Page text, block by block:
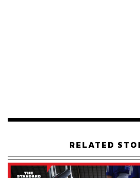
เฉพาะของซูเปอร์โนวาแต่ละครั้ง แล
ก็ยังช่วยให้นักดาราศาสตร์สำรวจไป
อายุเอกภพเท่านั้น แต่งานวิจัยดังกล่า
RELATED